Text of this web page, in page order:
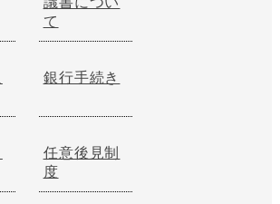
て
銀行手続き
任意後見制
度